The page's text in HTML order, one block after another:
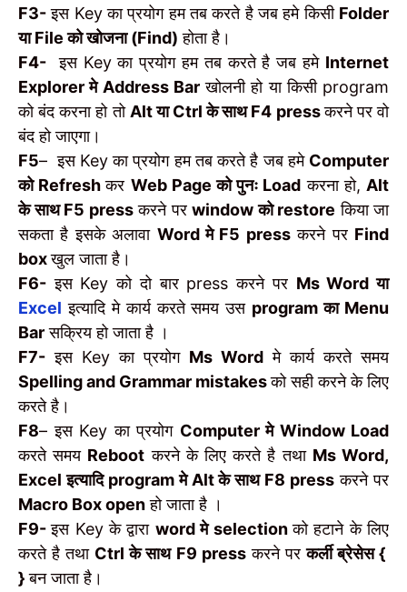
F3-इस Key का प्रयोग हम तब करते है जब हमे किसी Folder
या File को खोजना (Find) होता है।
F4- इस Key का प्रयोग हम तब करते है जब हमे Internet
Explorer मे Address Barखोलनी हो या किसी program
को बंद करना हो तो Alt या Ctrl के साथ F4 pressकरने पर वो
बंद हो जाएगा।
F5– इस Key का प्रयोग हम तब करते है जब हमे Computer
को Refreshकर Web Page को पुनः Load करना हो, Alt
के साथ F5 pressकरने पर window को restore किया जा
सकता है इसके अलावा Word मे F5 pressकरने पर Find
boxखुल जाता है।
F6- इस Key को दो बार press करने पर Ms Word या
Excel इत्यादि मे कार्य करते समय उस program का Menu
Barसक्रिय हो जाता है ।
F7- इस Key का प्रयोग Ms Word मे कार्य करते समय
Spelling and Grammar mistakesको सही करने के लिए
करते है।
F8– इस Key का प्रयोग Computer मे Window Load
करते समय Reboot करने के लिए करते है तथा Ms Word,
Excel इत्यादि program मे Alt के साथ F8 press करने पर
Macro Box openहो जाता है ।
F9-इस Key के द्वारा word मे selectionको हटाने के लिए
करते है तथा Ctrl के साथ F9 pressकरने परकर्ली ब्रेसेस {
}बन जाता है।